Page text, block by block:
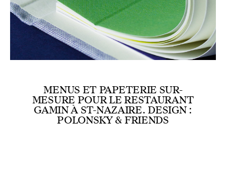
MENUS ET PAPETERIE SUR-
MESURE POUR LE RESTAURANT
GAMIN À ST-NAZAIRE. DESIGN :
POLONSKY & FRIENDS